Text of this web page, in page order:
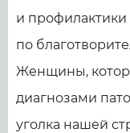
и профилактики
по
Женщины,
диагнозами
уголка нашей